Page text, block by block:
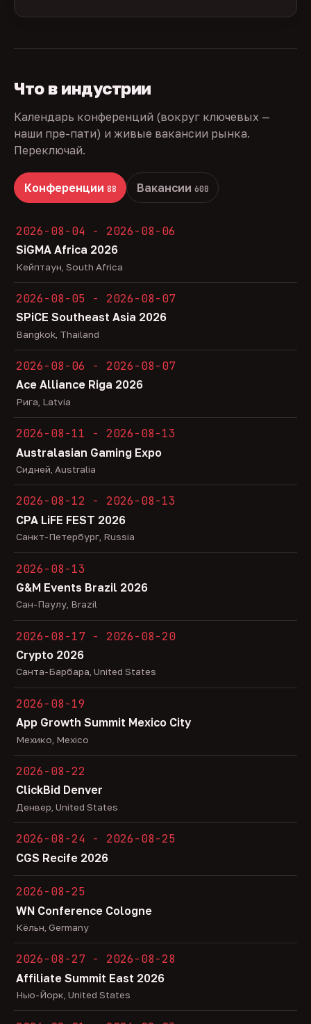
Что в индустрии
Календарь конференций (вокруг ключевых —
наши пре-пати) и живые вакансии рынка.
Переключай.
Конференции 88 Вакансии 608
2026-08-04 - 2026-08-06
SiGMA Africa 2026
Кейптаун, South Africa
2026-08-05 - 2026-08-07
SPiCE Southeast Asia 2026
Bangkok, Thailand
2026-08-06 - 2026-08-07
Ace Alliance Riga 2026
Рига, Latvia
2026-08-11 - 2026-08-13
Australasian Gaming Expo
Сидней, Australia
2026-08-12 - 2026-08-13
CPA LiFE FEST 2026
Санкт-Петербург, Russia
2026-08-13
G&M Events Brazil 2026
Сан-Паулу, Brazil
2026-08-17 - 2026-08-20
Crypto 2026
Санта-Барбара, United States
2026-08-19
App Growth Summit Mexico City
Мехико, Mexico
2026-08-22
ClickBid Denver
Денвер, United States
2026-08-24 - 2026-08-25
CGS Recife 2026
2026-08-25
WN Conference Cologne
Кёльн, Germany
2026-08-27 - 2026-08-28
Affiliate Summit East 2026
Нью-Йорк, United States